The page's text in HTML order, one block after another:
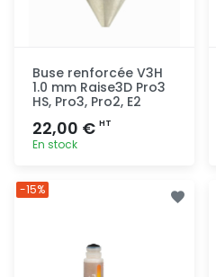
Buse renforcée V3H
1.0 mm Raise3D Pro3
HS, Pro3, Pro2, E2
22,00 € HT
En stock
-15%